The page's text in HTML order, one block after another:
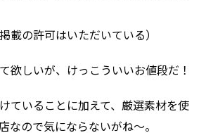
載の許可はいただいている）
欲しいが、けっこういいお値段だ！
ていることに加えて、厳選素材を使
なので気にならないがね～。